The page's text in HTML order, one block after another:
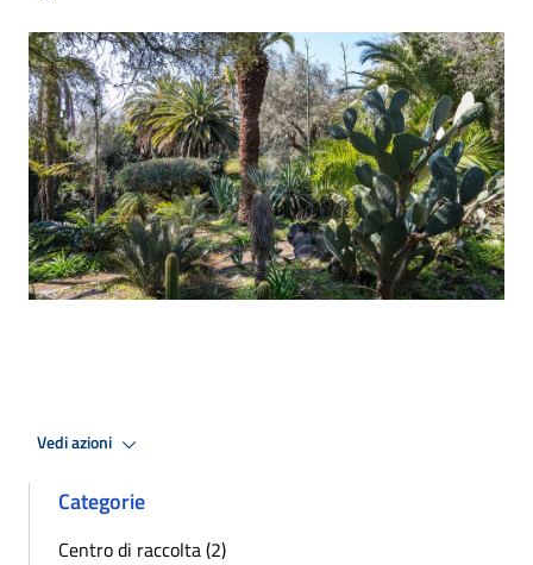
Vedi azioni
Categorie
Centro di raccolta (2)